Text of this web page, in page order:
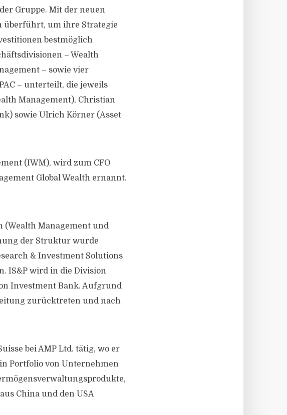
Gruppe. Mit der neuen
überführt, um ihre Strategie
bestmöglich
– Wealth
– sowie vier
– unterteilt, die jeweils
Management), Christian
sowie Ulrich Körner (Asset
(IWM), wird zum CFO
Global Wealth ernannt.
(Wealth Management und
der Struktur wurde
& Investment Solutions
IS&P wird in die Division
Investment Bank. Aufgrund
zurücktreten und nach
bei AMP Ltd. tätig, wo er
Portfolio von Unternehmen
China und den USA